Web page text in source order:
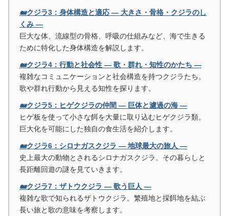
🐋クジラ3：身体構造と適応 ― 大きさ・骨格・クジラのし
くみ ―
巨大な体、流線型の骨格、呼吸の仕組みなど、海で生きる
ために特化した身体構造を解説します。
🐋クジラ4：行動と社会性 ― 歌・群れ・知性のかたち ―
複雑なコミュニケーションと社会構造を持つクジラたち。
歌や群れ行動から見える知性を探ります。
🐋クジラ5：ヒゲクジラの仲間 ― 巨体と濾過の海 ―
ヒゲ板を使って小さな餌を大量に取り込むヒゲクジラ類。
巨大化を可能にした独自の食生活を紹介します。
🐋クジラ6：シロナガスクジラ ― 地球最大の旅人 ―
史上最大の動物とされるシロナガスクジラ。その暮らしと
長距離回遊の謎を見ていきます。
🐋クジラ7：ザトウクジラ ― 歌う巨人 ―
複雑な歌で知られるザトウクジラ。繁殖地と採餌地を結ぶ
長い旅と歌の意味を考察します。